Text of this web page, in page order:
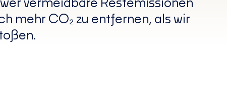
vermeidbare Restemissionen
mehr CO₂ zu entfernen, als wir